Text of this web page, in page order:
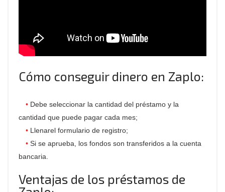
Cómo conseguir dinero en Zaplo:
Debe seleccionar la cantidad del préstamo y la
cantidad que puede pagar cada mes;
Llenarel formulario de registro;
Si se aprueba, los fondos son transferidos a la cuenta
bancaria.
Ventajas de los préstamos de